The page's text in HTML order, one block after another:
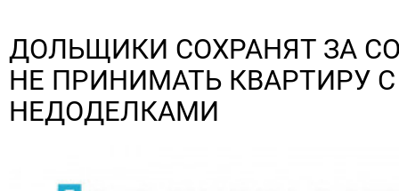
ДОЛЬЩИКИ СОХРАНЯТ ЗА
НЕ ПРИНИМАТЬ КВАРТИРУ С
НЕДОДЕЛКАМИ